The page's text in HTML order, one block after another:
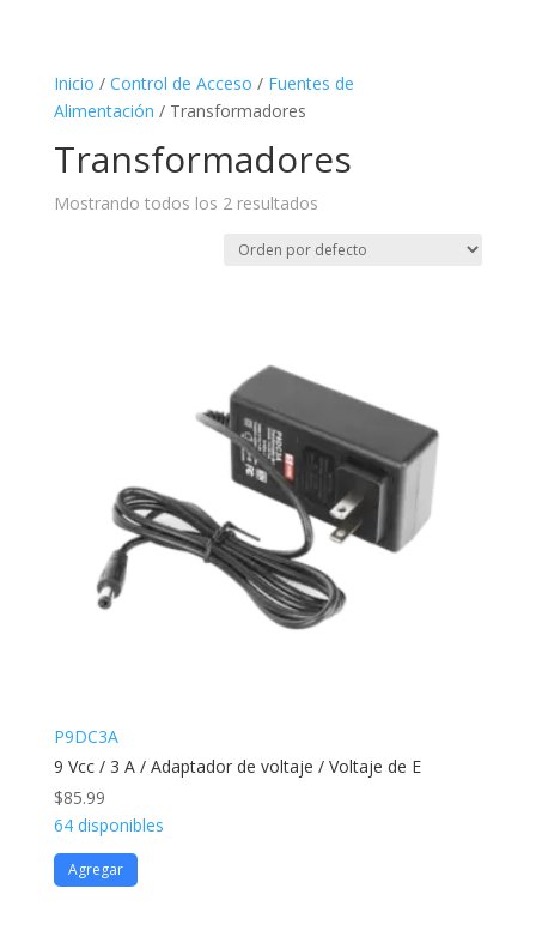
Inicio / Control de Acceso / Fuentes de
Alimentación / Transformadores
Transformadores
Mostrando todos los 2 resultados
P9DC3A
9 Vcc / 3 A / Adaptador de voltaje / Voltaje de E
$85.99
64 disponibles
Agregar